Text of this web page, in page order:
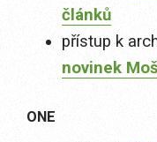
článků
přístup k
novinek
ONE